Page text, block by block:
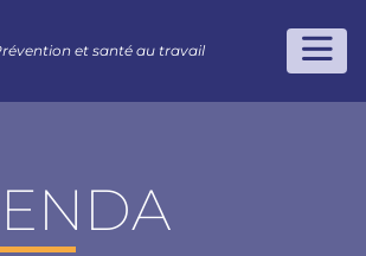
et santé au travail